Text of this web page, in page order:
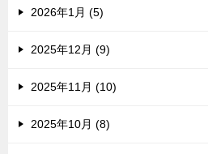
2026年1月 (5)
2025年12月 (9)
2025年11月 (10)
2025年10月 (8)